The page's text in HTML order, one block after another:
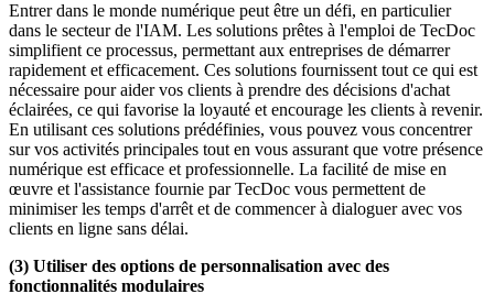
Entrer dans le monde numérique peut être un défi, en particulier
dans le secteur de l'IAM. Les solutions prêtes à l'emploi de TecDoc
simplifient ce processus, permettant aux entreprises de démarrer
rapidement et efficacement. Ces solutions fournissent tout ce qui est
nécessaire pour aider vos clients à prendre des décisions d'achat
éclairées, ce qui favorise la loyauté et encourage les clients à revenir.
En utilisant ces solutions prédéfinies, vous pouvez vous concentrer
sur vos activités principales tout en vous assurant que votre présence
numérique est efficace et professionnelle. La facilité de mise en
œuvre et l'assistance fournie par TecDoc vous permettent de
minimiser les temps d'arrêt et de commencer à dialoguer avec vos
clients en ligne sans délai.
(3) Utiliser des options de personnalisation avec des
fonctionnalités modulaires